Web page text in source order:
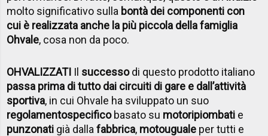
molto significativo sulla bontà dei componenti con
cui è realizzata anche la più piccola della famiglia
Ohvale, cosa non da poco.
OHVALIZZATI Il successodi questo prodotto italiano
passa prima di tutto dai circuiti di gare e dall’attività
sportiva, in cui Ohvale ha sviluppato un suo
regolamentospecificobasato su motoripiombati e
punzonati già dallafabbrica, motouguale per tutti e